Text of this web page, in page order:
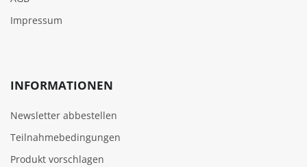
Impressum
INFORMATIONEN
Newsletter abbestellen
Teilnahmebedingungen
Produkt vorschlagen